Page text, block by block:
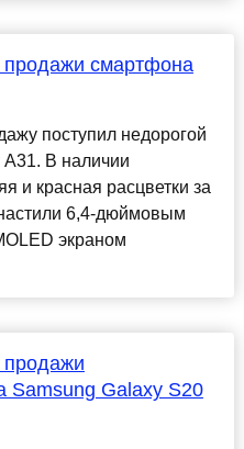
продажи смартфона
поступил недорогой
В наличии
и красная расцветки за
6,4-дюймовым
экраном
продажи
Samsung Galaxy S20